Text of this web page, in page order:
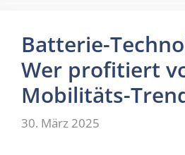
Batterie-
Wer profitiert
Mobilitäts-
30. März 2025